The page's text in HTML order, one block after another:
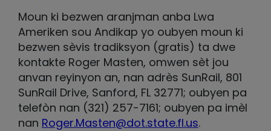
Moun ki bezwen aranjman anba Lwa
Ameriken sou Andikap yo oubyen moun ki
bezwen sèvis tradiksyon (gratis) ta dwe
kontakte Roger Masten, omwen sèt jou
anvan reyinyon an, nan adrès SunRail, 801
SunRail Drive, Sanford, FL 32771; oubyen pa
telefòn nan (321) 257-7161; oubyen pa imèl
nan Roger.Masten@dot.state.fl.us.